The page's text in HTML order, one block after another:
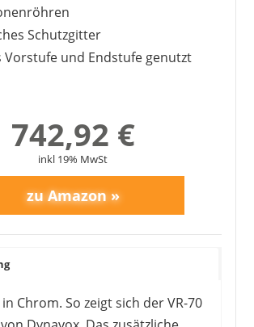
Schutzgitter
Vorstufe und Endstufe genutzt
742,92 €
inkl 19% MwSt
Chrom. So zeigt sich der VR-70